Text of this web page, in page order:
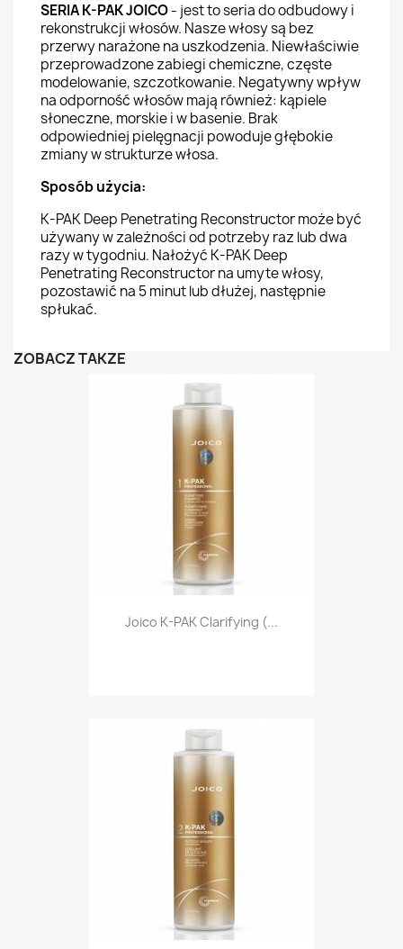
SERIA K-PAK JOICO- jest to seria do odbudowy i
rekonstrukcji włosów. Nasze włosy są bez
przerwy narażone na uszkodzenia. Niewłaściwie
przeprowadzone zabiegi chemiczne, częste
modelowanie, szczotkowanie. Negatywny wpływ
na odporność włosów mają również: kąpiele
słoneczne, morskie i w basenie. Brak
odpowiedniej pielęgnacji powoduje głębokie
zmiany w strukturze włosa.
Sposób użycia:
K-PAK Deep Penetrating Reconstructor może być
używany w zależności od potrzeby raz lub dwa
razy w tygodniu. Nałożyć K-PAK Deep
Penetrating Reconstructor na umyte włosy,
pozostawić na 5 minut lub dłużej, następnie
spłukać.
ZOBACZ TAKŻE
Joico K-PAK Clarifying (...